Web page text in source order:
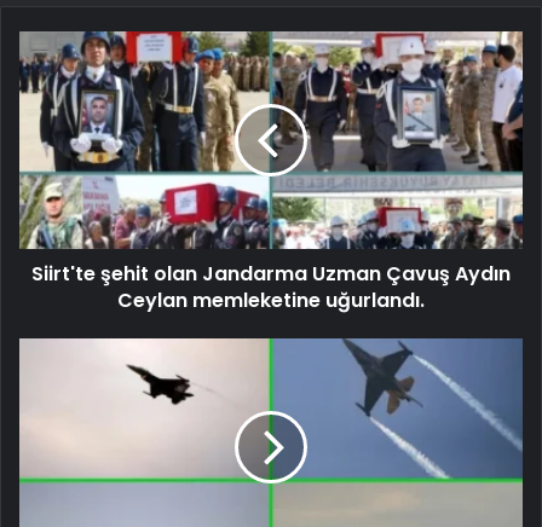
Siirt'te şehit olan Jandarma Uzman Çavuş Aydın
Ceylan memleketine uğurlandı.